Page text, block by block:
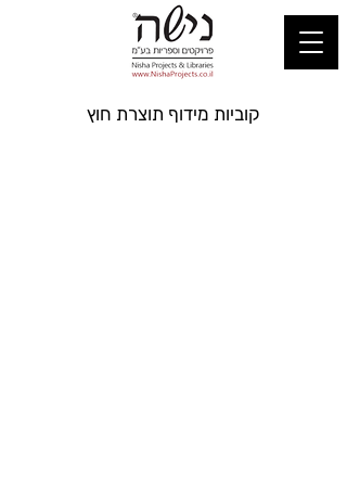
קוביות מידוף תוצרת חוץ